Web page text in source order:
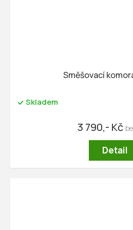
Směšovací
Skladem
3 790,- Kč
Detail